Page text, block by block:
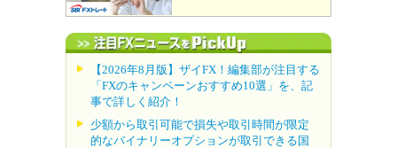
【2026年8月版】ザイFX！編集部が注目する
「FXのキャンペーンおすすめ10選」を、記
事で詳しく紹介！
少額から取引可能で損失や取引時間が限定
的なバイナリーオプションが取引できる国